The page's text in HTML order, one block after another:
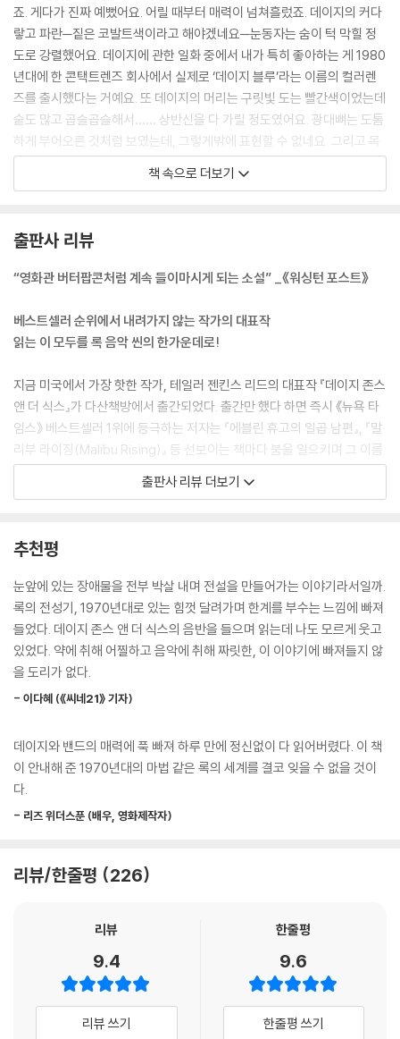
죠. 게다가 진짜 예뻤어요. 어릴 때부터 매력이 넘쳐흘렀죠. 데이지의 커다
랗고 파란─짙은 코발트색이라고 해야겠네요─눈동자는 숨이 턱 막힐 정
도로 강렬했어요. 데이지에 관한 일화 중에서 내가 특히 좋아하는 게 1980
년대에 한 콘택트렌즈 회사에서 실제로 ‘데이지 블루’라는 이름의 컬러렌
즈를 출시했다는 거예요. 또 데이지의 머리는 구릿빛 도는 빨간색이었는데
숱도 많고 곱슬곱슬해서…… 상반신을 다 가릴 정도였어요. 광대뼈는 도톰
하게 부어오른 것처럼 보였는데, 그렇게밖에 표현할 수 없네요. 그리고 목
소리도 어찌나 근사했는지. 제대로 훈련한 적도 교습을 받은 적도 없는데
도요. 세상 모든 돈을 다 가진 집에서 태어났으니 원하는 건─예술가든 약
데이지: 섹스와 사랑에 눈뜨면서 된통 혼났어요. 남자는 원하면 다 뺏고선
걸 알게 됐죠.
--- p.18
캐런: 내 고향, 필라델피아에서 한 예약업자가 전화를 했는데, 더 윈터스가
그곳 페스티벌에서 발을 빼게 됐다면서 우리더러 대신 설 생각이 있느냐고
했어요. 내가 말했어요. “당장 갈게요. 하지만 우린 더 이상 ‘던 브라더스’가
아니거든요.”
그 사람이 “그래요? 그럼 전단지에 어떤 이름으로 올릴까요?”라고 물었
거기에 내가 답했어요. “아직 정하진 않았는데 제가 우리 여섯 명(the six
그 순간, ‘더 식스’라는 말이 입에 착 붙더라고요.
워런: ‘더 식스’가 멋진 건 ‘더 섹스(The Sex)’와 비슷하게 들린다는 것도
있어요. 하지만 멤버끼리 그런 이야기는 한 번도 안 했던 것 같아요. 굳이
콕 집어 말 안 해도 다 알 정도로 빤하잖아요?
캐런: ‘더 식스’가 다르게 들린다는 생각이 든 적은 단 한 번도 없는데요?
그레이엄: 섹스로 들리죠. 그게 핵심이고.
--- p.52
데이지: 어린 내게 그 경험은 큰 교훈이 되었어요. 공짜로 얻는 것과 노력해
살찌우는 데 얼마나 중요한지 알지 못했어요.
운 게 한두 가지가 아니지만 하나만 고른다면─노력해서 얻을 기회를 줬다
는 거예요. 그래서 그렇게 했죠. 스튜디오에 갔고, 술과 약을 줄이고 멀쩡한
정신으로 버티려 노력했고 그들이 주는 노래를 불렀어요. 하지만 그들이
지금도 확신하지만 내가 조금이라도 내 스타일을 지키려고 했기 때문에 앨
책 속으로 더보기
출판사 리뷰
“영화관 버터팝콘처럼 계속 들이마시게 되는 소설” _《워싱턴 포스트》
베스트셀러 순위에서 내려가지 않는 작가의 대표작
읽는 이 모두를 록 음악 씬의 한가운데로!
지금 미국에서 가장 핫한 작가, 테일러 젠킨스 리드의 대표작 『데이지 존스
앤 더 식스』가 다산책방에서 출간되었다. 출간만 했다 하면 즉시 《뉴욕 타
임스》 베스트셀러 1위에 등극하는 저자는 『에블린 휴고의 일곱 남편』, 『말
리부 라이징(Malibu Rising)』 등 선보이는 책마다 붐을 일으키며 그 이름
을 알려왔다. 그중에서도 『데이지 존스 앤 더 식스』는 이른바 ‘틱톡이 만든
베스트셀러’로서 20대 독자들의 열렬한 찬사를 받으며 미국 내에서 1백만
한 북클럽 중 하나인 리즈 위더스푼 북클럽의 추천작으로 선정되었으며,
가장 유서 깊은 북클럽으로 매달 책을 정해 읽는 BOTM(Book of the M
onth)에서 이달의 책에 꼽힌 것을 넘어 2019년 최고의 책 1위로 선정되는
등, 북클럽에서 특히 큰 사랑을 받은 소설이다.
『데이지 존스 앤 더 식스』의 가장 독특한 점은, 작품이 내외적으로 풍기는
라는 점이다. 첫 페이지를 넘기는 순간부터 이 책이 특별하다는 것을 알 수
되어 있으며 이로써 모든 내용이 지극히 실제 사건처럼 느껴진다. 인터뷰
와 모큐멘터리(mocumentary)를 결합한 이 형식은 다큐멘터리로는 익
숙하지만 대중 소설로는 처음 시도되었으며, 자기 복제를 피하고픈 소설가
로서는 여러 차례 선보일 수 없는 도전이라 할 수 있다. 리드는 자신에게 허
작가 특유의 정교하면서도 생생한 캐릭터 묘사 덕에 책을 읽는 동안 등장
자가 책을 읽은 후 포털 사이트에 밴드와 데이지 존스에 대한 기록을 검색
씬의 한가운데에 있다고 느낄 만큼, 리드는 이 세계를 선명하게 재창조해
내는 데 완벽하게 성공했다.
“눈앞의 장애물을 박살 내며 전설을 만들어가는 이야기!”
출판사 리뷰 더보기
추천평
눈앞에 있는 장애물을 전부 박살 내며 전설을 만들어가는 이야기라서일까.
록의 전성기, 1970년대로 있는 힘껏 달려가며 한계를 부수는 느낌에 빠져
들었다. 데이지 존스 앤 더 식스의 음반을 들으며 읽는데 나도 모르게 웃고
있었다. 약에 취해 어찔하고 음악에 취해 짜릿한, 이 이야기에 빠져들지 않
을 도리가 없다.
- 이다혜 (《씨네21》 기자)
데이지와 밴드의 매력에 푹 빠져 하루 만에 정신없이 다 읽어버렸다. 이 책
이 안내해 준 1970년대의 마법 같은 록의 세계를 결코 잊을 수 없을 것이
다.
- 리즈 위더스푼 (배우, 영화제작자)
리뷰/한줄평 226
리뷰
9.4
리뷰 쓰기
한줄평
9.6
한줄평 쓰기